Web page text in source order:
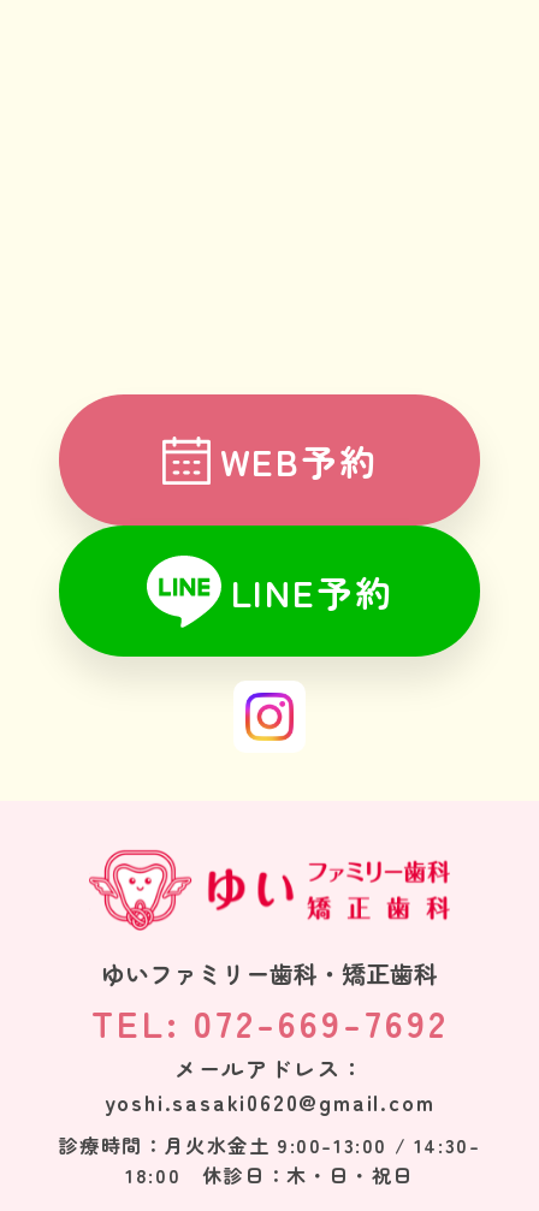
WEB予約
LINE予約
ゆいファミリー歯科・矯正歯科
TEL: 072-669-7692
メールアドレス：
yoshi.sasaki0620@gmail.com
診療時間：月火水金土 9:00-13:00 / 14:30-
18:00 休診日：木・日・祝日